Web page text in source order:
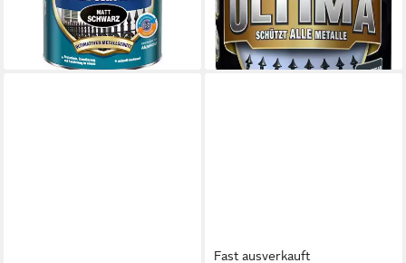
29,83 €
(39,77 €/ 1 l)
lieferbar - in 2-3 Werktagen bei dir
(32,92 €/ 1 l)
lieferbar - in 2-3 Werktagen bei dir
Fast ausverkauft